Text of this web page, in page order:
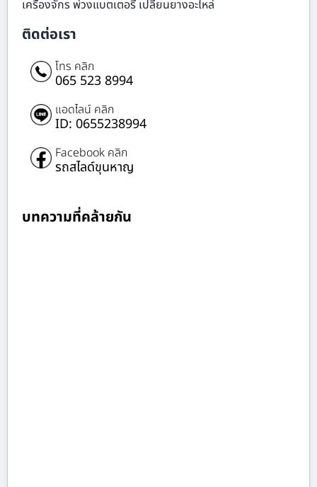
เครื่องจักร พ่วงแบตเตอรี่ เปลี่ยนยางอะไหล่
ติดต่อเรา
โทร คลิก
065 523 8994
แอดไลน์ คลิก
ID: 0655238994
Facebook คลิก
รถสไลด์ขุนหาญ
บทความที่คล้ายกัน